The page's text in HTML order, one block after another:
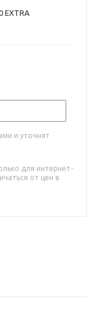
EXTRA
и уточнят
для интернет-
от цен в